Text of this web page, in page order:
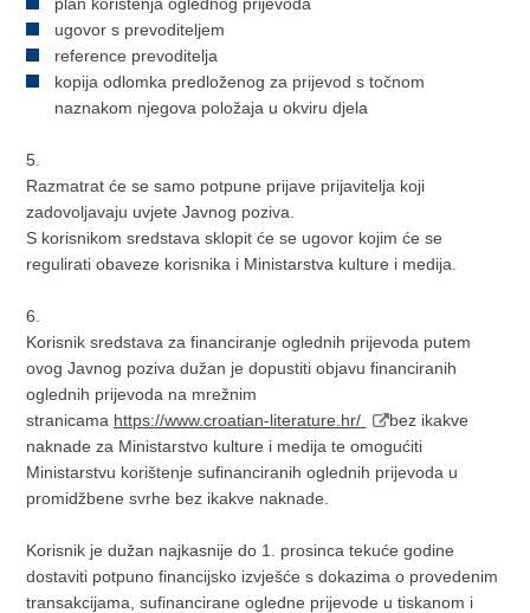
ugovor s prevoditeljem
reference prevoditelja
kopija odlomka predloženog za prijevod s točnom
naznakom njegova položaja u okviru djela
5.
Razmatrat će se samo potpune prijave prijavitelja koji
zadovoljavaju uvjete Javnog poziva.
S korisnikom sredstava sklopit će se ugovor kojim će se
regulirati obaveze korisnika i Ministarstva kulture i medija.
6.
Korisnik sredstava za financiranje oglednih prijevoda putem
ovog Javnog poziva dužan je dopustiti objavu financiranih
oglednih prijevoda na mrežnim
stranicama https://www.croatian-literature.hr/
bez ikakve
naknade za Ministarstvo kulture i medija te omogućiti
Ministarstvu korištenje sufinanciranih oglednih prijevoda u
promidžbene svrhe bez ikakve naknade.
Korisnik je dužan najkasnije do 1. prosinca tekuće godine
dostaviti potpuno financijsko izvješće s dokazima o provedenim
transakcijama, sufinancirane ogledne prijevode u tiskanom i